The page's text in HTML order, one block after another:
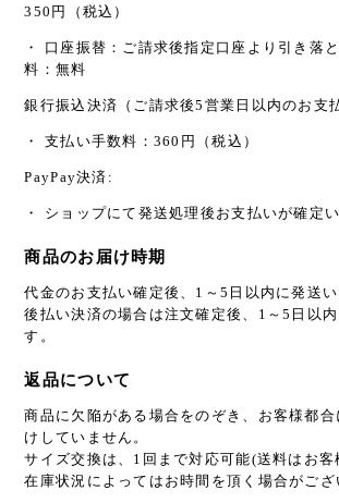
350円（税込）
・ 口座振替：ご請求後指定口座より引き落
料：無料
銀行振込決済（ご請求後5営業日以内のお支
・ 支払い手数料：360円（税込）
PayPay決済:
・ ショップにて発送処理後お支払いが確定い
商品のお届け時期
代金のお支払い確定後、1～5日以内に発送い
後払い決済の場合は注文確定後、1～5日以
す。
返品について
商品に欠陥がある場合をのぞき、お客様都
けしていません。
サイズ交換は、1回まで対応可能(送料はお客
在庫状況によってはお時間を頂く場合がござ